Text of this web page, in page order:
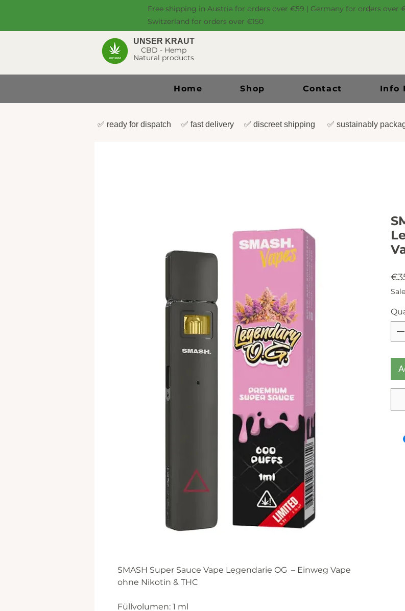
Free shipping in Austria for orders over €59 | Germany for orders over
Switzerland for orders over €150
UNSER KRAUT
CBD - Hemp
Natural products
Home Shop Contact Info
✅ ready for dispatch ✅ fast delivery ✅ discreet shipping ✅ sustainably
SMASH Super Sauce Vape Legendarie OG – Einweg Vape
ohne Nikotin & THC
Füllvolumen: 1 ml